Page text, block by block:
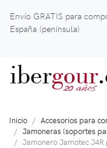
Envío GRATIS para
España (península)
ibergour
20 años
Inicio
Accesorios para
Jamoneras (soportes
Jamonero Jamotec